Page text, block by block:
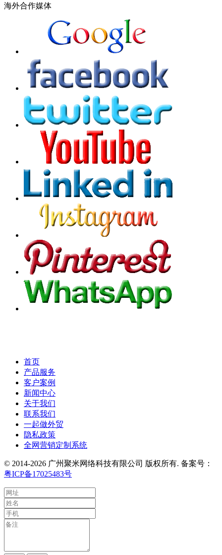
海外合作媒体
首页
产品服务
客户案例
新闻中心
关于我们
联系我们
一起做外贸
隐私政策
全网营销定制系统
© 2014-2026 广州聚米网络科技有限公司 版权所有. 备案号：
粤ICP备17025483号